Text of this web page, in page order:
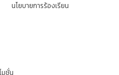
นโยบายการร้องเรียน
มชั่น